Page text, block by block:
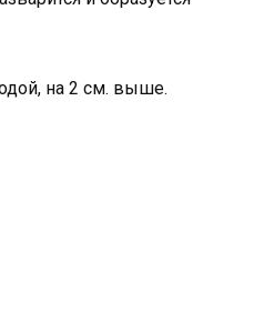
на 2 см. выше.